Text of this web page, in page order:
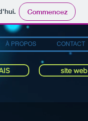
Commencez
À PROPOS CONTACT
site web